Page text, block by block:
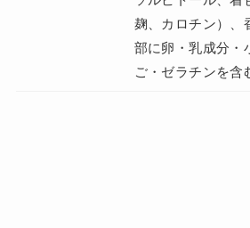
麹、カロチン）、
部に卵・乳成分・
ご・ゼラチンを含